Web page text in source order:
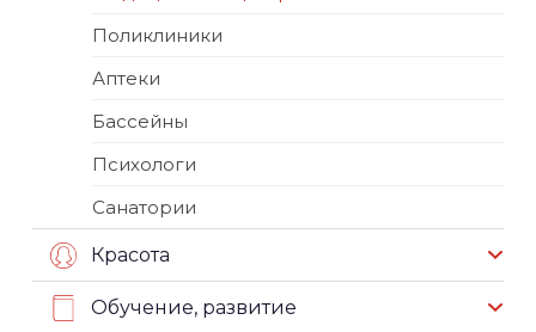
Поликлиники
Аптеки
Бассейны
Психологи
Санатории
Красота
Обучение, развитие